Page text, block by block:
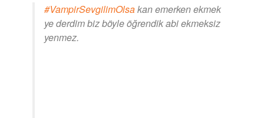
#VampirSevgilimOlsakan emerken ekmek
ye derdim biz böyle öğrendik abi ekmeksiz
yenmez.